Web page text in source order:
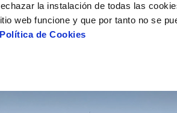
la instalación de todas las
web funcione y que por tanto no se
Política de Cookies